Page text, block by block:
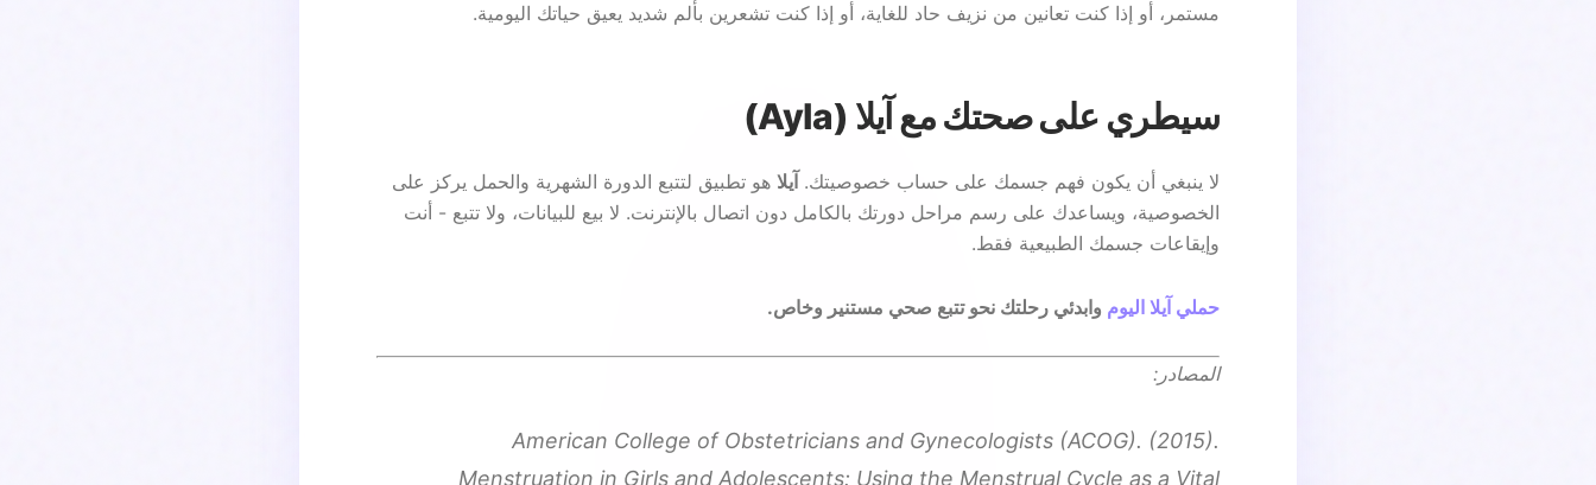
مستمر، أو إذا كنت تعانين من نزيف حاد للغاية، أو إذا كنت تشعرين بألم شديد يعيق حياتك اليومية.
سيطري على صحتك مع آيلا (Ayla)
لا ينبغي أن يكون فهم جسمك على حساب خصوصيتك. آيلا هو تطبيق لتتبع الدورة الشهرية والحمل يركز على
الخصوصية، ويساعدك على رسم مراحل دورتك بالكامل دون اتصال بالإنترنت. لا بيع للبيانات، ولا تتبع - أنت
وإيقاعات جسمك الطبيعية فقط.
حملي آيلا اليوم وابدئي رحلتك نحو تتبع صحي مستنير وخاص.
المصادر:
American College of Obstetricians and Gynecologists (ACOG). (2015).
Menstruation in Girls and Adolescents: Using the Menstrual Cycle as a Vital